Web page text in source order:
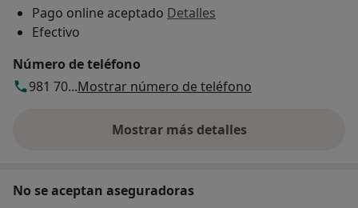
Pago online aceptado Detalles
Efectivo
Número de teléfono
981 70...Mostrar número de teléfono
Mostrar más detalles
sobre la dirección
No se aceptan aseguradoras